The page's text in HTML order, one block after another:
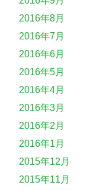
2016年8月
2016年7月
2016年6月
2016年5月
2016年4月
2016年3月
2016年2月
2016年1月
2015年12月
2015年11月